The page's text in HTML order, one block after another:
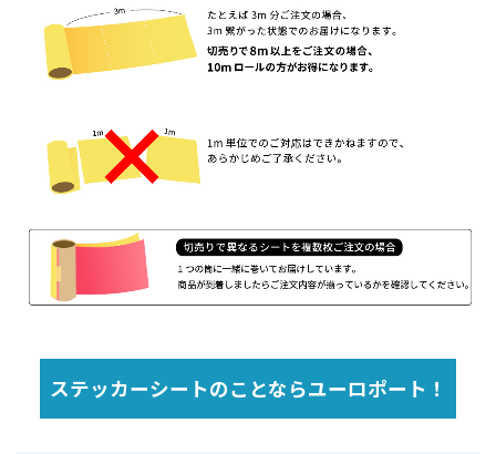
ステッカーシートのことならユーロポート！